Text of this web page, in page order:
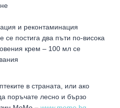
и реконтаминация
се постига два пъти по-висока
крем – 100 мл се
в страната, или ако
поръчате лесно и бързо